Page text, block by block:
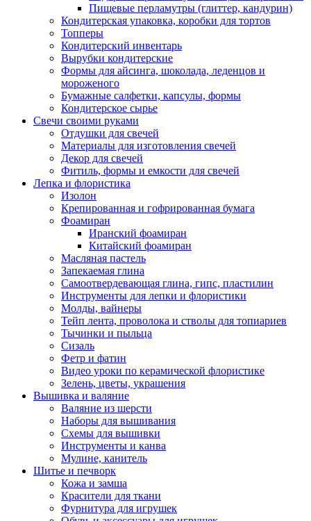
Пищевые перламутры (глиттер, кандурин)
Кондитерская упаковка, коробки для тортов
Топперы
Кондитерский инвентарь
Вырубки кондитерские
Формы для айсинга, шоколада, леденцов и
мороженого
Бумажные салфетки, капсулы, формы
Кондитерское сырье
Свечи своими руками
Отдушки для свечей
Материалы для изготовления свечей
Декор для свечей
Фитиль, формы и емкости для свечей
Лепка и флористика
Изолон
Крепированная и гофрированная бумага
Фоамиран
Иранский фоамиран
Китайский фоамиран
Масляная пастель
Запекаемая глина
Самоотвердевающая глина, гипс, пластилин
Инструменты для лепки и флористики
Молды, вайнеры
Тейп лента, проволока и стволы для топиариев
Тычинки и пыльца
Сизаль
Фетр и фатин
Видео уроки по керамической флористике
Зелень, цветы, украшения
Вышивка и валяние
Валяние из шерсти
Наборы для вышивания
Схемы для вышивки
Инструменты и канва
Мулине, канитель
Шитье и печворк
Кожа и замша
Красители для ткани
Фурнитура для игрушек